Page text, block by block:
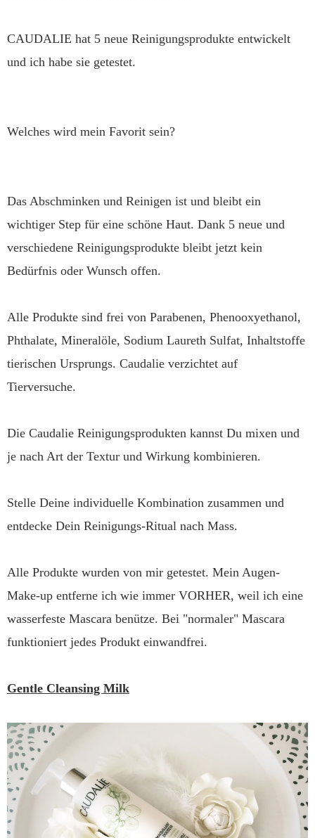
CAUDALIE hat 5 neue Reinigungsprodukte entwickelt
und ich habe sie getestet.
Welches wird mein Favorit sein?
Das Abschminken und Reinigen ist und bleibt ein
wichtiger Step für eine schöne Haut. Dank 5 neue und
verschiedene Reinigungsprodukte bleibt jetzt kein
Bedürfnis oder Wunsch offen.
Alle Produkte sind frei von Parabenen, Phenooxyethanol,
Phthalate, Mineralöle, Sodium Laureth Sulfat, Inhaltstoffe
tierischen Ursprungs. Caudalie verzichtet auf
Tierversuche.
Die Caudalie Reinigungsprodukten kannst Du mixen und
je nach Art der Textur und Wirkung kombinieren.
Stelle Deine individuelle Kombination zusammen und
entdecke Dein Reinigungs-Ritual nach Mass.
Alle Produkte wurden von mir getestet. Mein Augen-
Make-up entferne ich wie immer VORHER, weil ich eine
wasserfeste Mascara benütze. Bei "normaler" Mascara
funktioniert jedes Produkt einwandfrei.
Gentle Cleansing Milk